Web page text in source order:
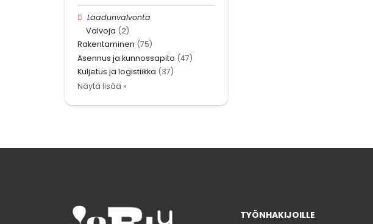
Laadunvalvonta
Valvoja (2)
Rakentaminen (75)
Asennus ja kunnossapito (47)
Kuljetus ja logistiikka (37)
Näytä lisää »
TYÖNHAKIJOILLE